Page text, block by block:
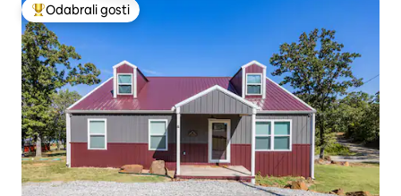
Među najviše rangiranima s oznakom „Odabrali gosti”
Odabrali gosti